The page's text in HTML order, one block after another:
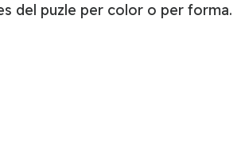
del puzle per color o per forma.